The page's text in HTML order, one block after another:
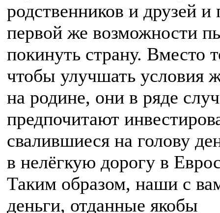
родственников и друзей и
первой же возможности
покинуть страну. Вместо
чтобы улучшать условия
на родине, они в ряде
предпочитают
свалившиеся на голову
в нелёгкую дорогу в
Таким образом, наши с
деньги, отданные якобы